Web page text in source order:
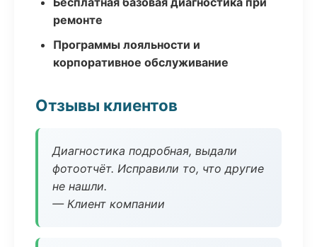
ремонте
Программы лояльности и
корпоративное обслуживание
Отзывы клиентов
Диагностика подробная, выдали
фотоотчёт. Исправили то, что другие
не нашли.
— Клиент компании